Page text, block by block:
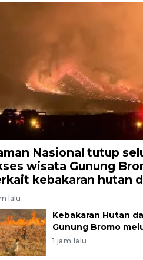
Yura
Tutur Batin. ANTARA
Nasional tutup
wisata Gunung
kebakaran hutan
lalu
Kebakaran Hutan
Gunung Bromo
1 jam lalu